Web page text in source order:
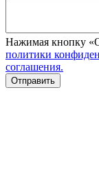
Нажимая кнопку
политики
соглашения.
Отправить